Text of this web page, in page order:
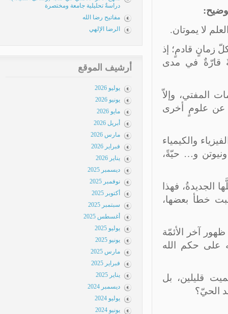
لا يموتان.
زمانٍ قادمٍ؛ إذ
قارّةٌ في مدى
المفتي، وإلاّ
عن علومٍ أخرى
والكيمياء
و… حيّةً،
فهذا
خطأ بعضها،
أحدٌ إثبات خطئها ١٠٠% قبل ظهور آخر الأئمّة
على حكم الله
قليلين، بل
الحيّ؟
دراسةٌ تحليلية جامعة ومختصرة
مفاتيح رضا الله
الرضا الإلهي
أرشيف الموقع
يوليو 2026
يونيو 2026
مايو 2026
أبريل 2026
مارس 2026
فبراير 2026
يناير 2026
ديسمبر 2025
نوفمبر 2025
أكتوبر 2025
سبتمبر 2025
أغسطس 2025
يوليو 2025
يونيو 2025
مارس 2025
فبراير 2025
يناير 2025
ديسمبر 2024
يوليو 2024
يونيو 2024